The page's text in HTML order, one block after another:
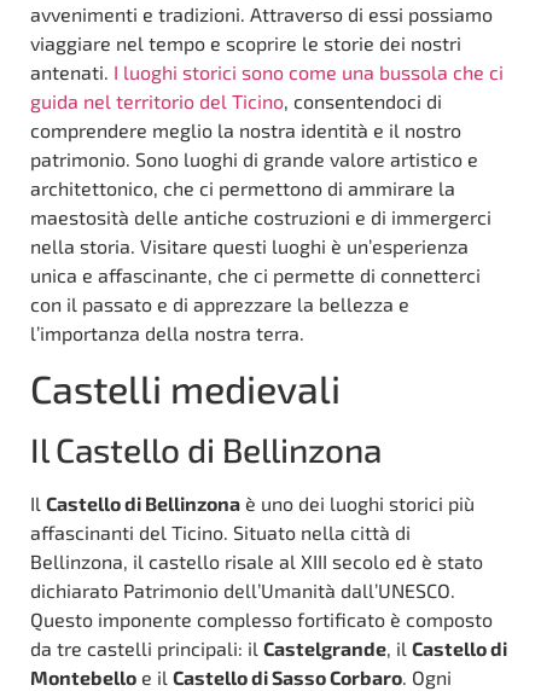
avvenimenti e tradizioni. Attraverso di essi possiamo
viaggiare nel tempo e scoprire le storie dei nostri
antenati. I luoghi storici sono come una bussola che ci
guida nel territorio del Ticino , consentendoci di
comprendere meglio la nostra identità e il nostro
patrimonio. Sono luoghi di grande valore artistico e
architettonico, che ci permettono di ammirare la
maestosità delle antiche costruzioni e di immergerci
nella storia. Visitare questi luoghi è un’esperienza
unica e affascinante, che ci permette di connetterci
con il passato e di apprezzare la bellezza e
l’importanza della nostra terra.
Castelli medievali
Il Castello di Bellinzona
Il Castello di Bellinzona è uno dei luoghi storici più
affascinanti del Ticino. Situato nella città di
Bellinzona, il castello risale al XIII secolo ed è stato
dichiarato Patrimonio dell’Umanità dall’UNESCO.
Questo imponente complesso fortificato è composto
da tre castelli principali: il Castelgrande, il Castello di
Montebello e il Castello di Sasso Corbaro. Ogni